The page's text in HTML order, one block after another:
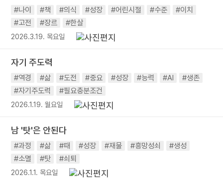
#나이 #책 #의식 #성장 #어린시절 #수준
#이치
#고전
#장르 #한살
2026.3.19. 목요일
자기 주도력
#역경 #삶 #도전 #중요 #성장 #능력 #AI
#생존
#자기주도력
#필요충분조건
2026.1.19. 월요일
남 '탓'은 안된다
#과정 #삶 #때 #성장 #재물 #흥망성쇠
#생성
#소멸
#탓 #쇠퇴
2026.1.1. 목요일